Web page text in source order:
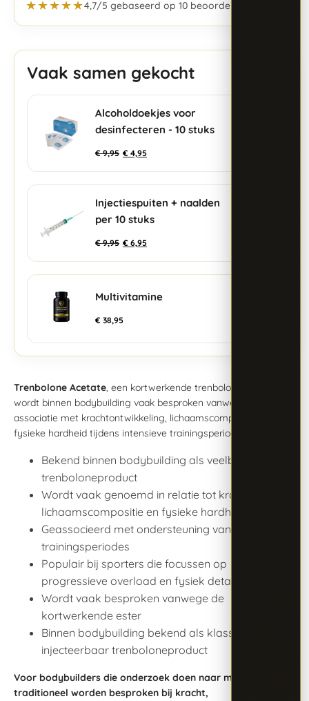
★★★★★4,7/5 gebaseerd op 10 beoordelingen
Vaak samen gekocht
Alcoholdoekjes voor
desinfecteren - 10 stuks
€9,95 € 4,95
Injectiespuiten + naalden
per 10 stuks
€9,95 € 6,95
Multivitamine
€ 38,95
Trenbolone Acetate, een kortwerkende trenbolone-ester,
wordt binnen bodybuilding vaak besproken vanwege de
associatie met krachtontwikkeling, lichaamscompositie en
fysieke hardheid tijdens intensieve trainingsperiodes.
Bekend binnen bodybuilding als veelbesproken
trenboloneproduct
Wordt vaak genoemd in relatie tot kracht,
lichaamscompositie en fysieke hardheid
Geassocieerd met ondersteuning van intensieve
trainingsperiodes
Populair bij sporters die focussen op
progressieve overload en fysiek detail
Wordt vaak besproken vanwege de
kortwerkende ester
Binnen bodybuilding bekend als klassiek
injecteerbaar trenboloneproduct
Voor bodybuilders die onderzoek doen naar middelen die
traditioneel worden besproken bij kracht,